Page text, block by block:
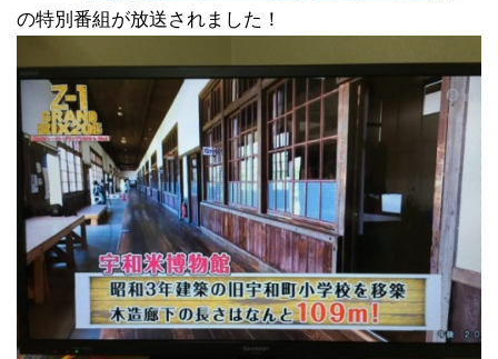
の特別番組が放送されました！